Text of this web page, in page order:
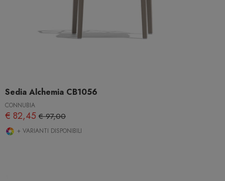
Sedia Alchemia CB1056
CONNUBIA
€ 82,45 € 97,00
+ VARIANTI DISPONIBILI